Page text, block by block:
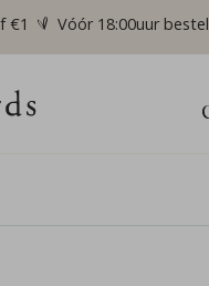
€1 Vóór 18:00uur